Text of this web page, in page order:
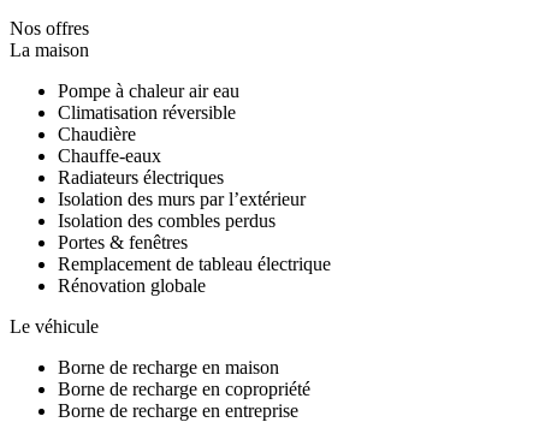
Nos offres
La maison
Pompe à chaleur air eau
Climatisation réversible
Chaudière
Chauffe-eaux
Radiateurs électriques
Isolation des murs par l’extérieur
Isolation des combles perdus
Portes & fenêtres
Remplacement de tableau électrique
Rénovation globale
Le véhicule
Borne de recharge en maison
Borne de recharge en copropriété
Borne de recharge en entreprise